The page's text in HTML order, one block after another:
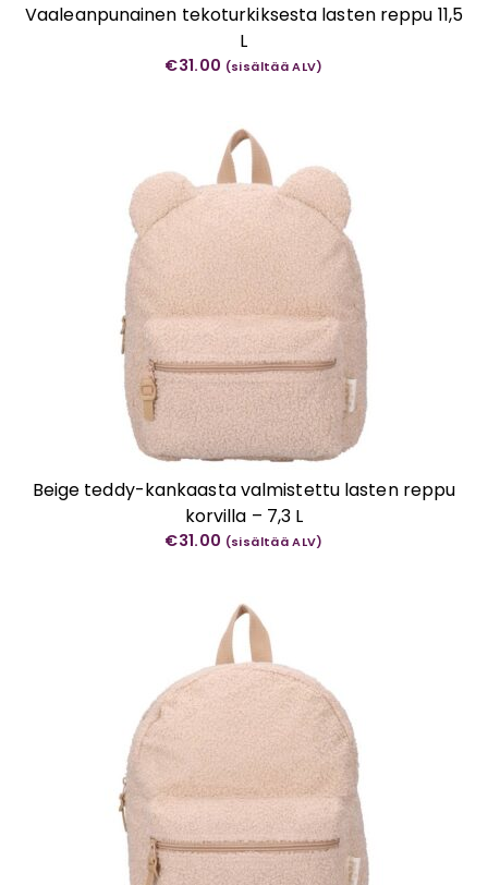
Vaaleanpunainen tekoturkiksesta lasten reppu 11,5
L
€31.00 (sisältää ALV)
Beige teddy-kankaasta valmistettu lasten reppu
korvilla – 7,3 L
€31.00 (sisältää ALV)